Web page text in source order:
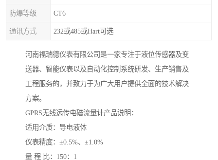
防爆等级 CT6
通讯方式 232或485或Hart可选
河南福瑞德仪表有限公司是一家专注于液位传感器及变
送器、智能仪表以及自动化控制系统研发、生产销售及
工程服务的，并致力于为广大用户提供全面的技术解决
方案。
GPRS无线远传电磁流量计产品说明：
适用介质：导电液体
仪表精度：±0.5%、±1.0%
量 程 比：150：1